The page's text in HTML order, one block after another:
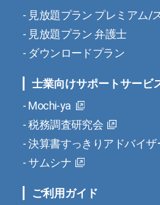
見放題プラン プレミアム/
見放題プラン 弁護士
ダウンロードプラン
士業向けサポートサービ
Mochi-ya
税務調査研究会
決算書すっきりアドバイザ
サムシナ
ご利用ガイド